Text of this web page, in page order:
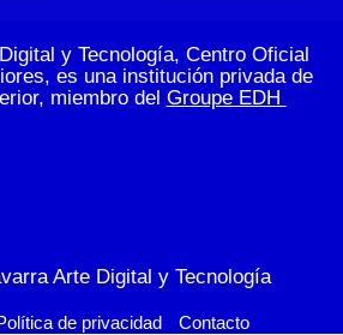
y Tecnología, Centro Oficial
es una institución privada de
miembro del Groupe EDH
Arte Digital y Tecnología
de privacidad Contacto